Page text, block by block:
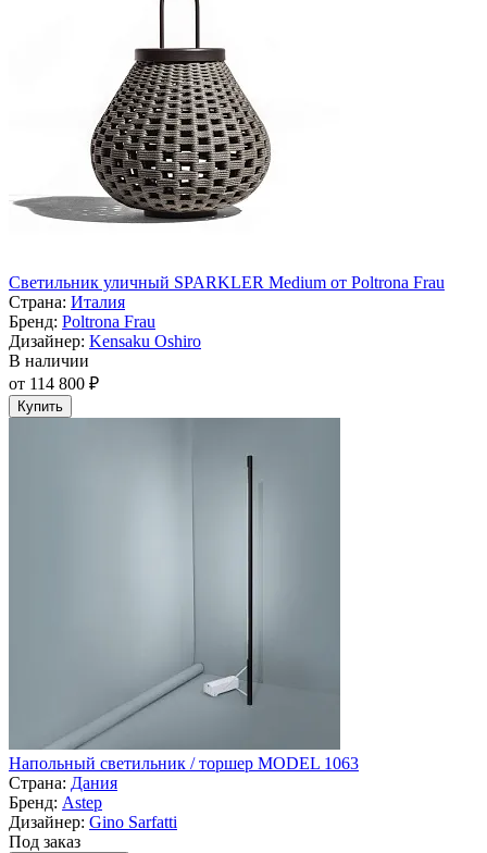
Светильник уличный SPARKLER Medium от Poltrona Frau
Страна: Италия
Бренд: Poltrona Frau
Дизайнер: Kensaku Oshiro
В наличии
от 114 800 ₽
Купить
Напольный светильник / торшер MODEL 1063
Страна: Дания
Бренд: Astep
Дизайнер: Gino Sarfatti
Под заказ